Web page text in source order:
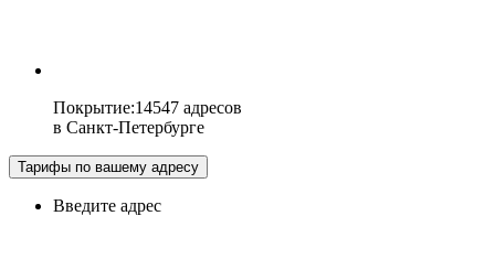
Покрытие:14547 адресов
в Санкт-Петербурге
Тарифы по вашему адресу
Введите адрес